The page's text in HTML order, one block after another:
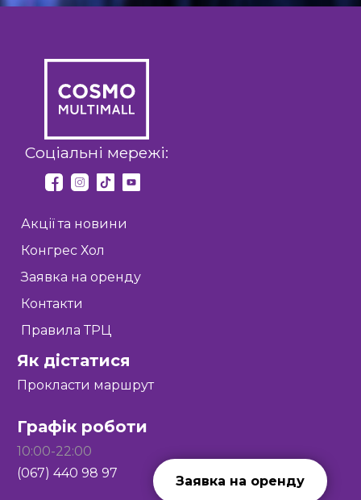
Соціальні мережі:
Акції та новини
Конгрес Хол
Заявка на оренду
Контакти
Правила ТРЦ
Як дістатися
Прокласти маршрут
Графік роботи
10:00-22:00
(067) 440 98 97
Заявка на оренду